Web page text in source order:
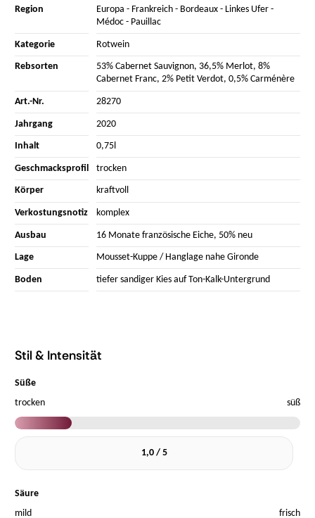
Region Europa - Frankreich- Bordeaux- Linkes Ufer-
Médoc- Pauillac
Kategorie Rotwein
Rebsorten 53% Cabernet Sauvignon, 36,5% Merlot, 8%
Cabernet Franc, 2% Petit Verdot, 0,5% Carménère
Art.-Nr. 28270
Jahrgang 2020
Inhalt 0,75l
Geschmacksprofil trocken
Körper kraftvoll
Verkostungsnotiz komplex
Ausbau 16 Monate französische Eiche, 50% neu
Lage Mousset-Kuppe / Hanglage nahe Gironde
Boden tiefer sandiger Kies auf Ton-Kalk-Untergrund
Stil & Intensität
Süße
trocken
süß
1,0 / 5
Säure
mild
frisch